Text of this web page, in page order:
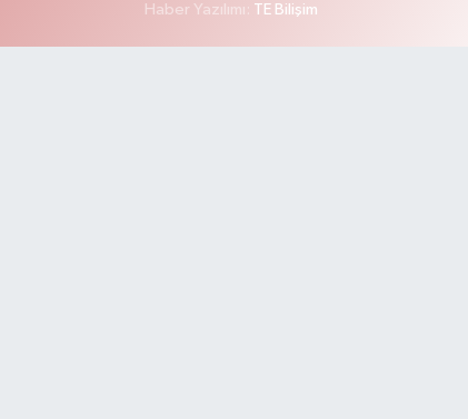
Haber Yazılımı: TE Bilişim